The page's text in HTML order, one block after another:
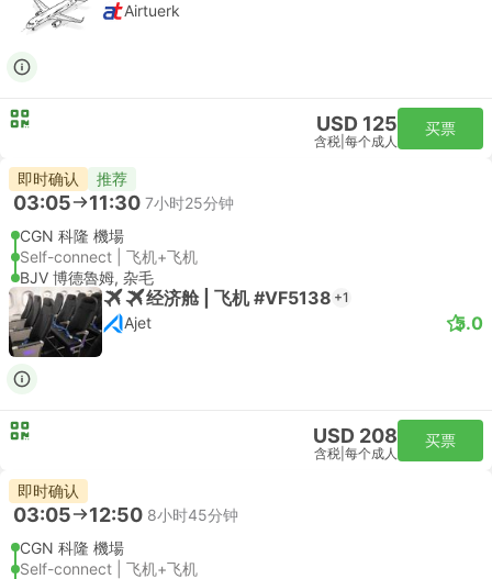
Airtuerk
USD 125
含税 每个成人
买票
即时确认 推荐
03:05 11:30 7小时25分钟
CGN 科隆 機場
Self-connect | 飞机+飞机
BJV 博德魯姆, 杂毛
经济舱 | 飞机 #VF5138 +1
Ajet 5.0
USD 208
含税 每个成人
买票
即时确认
03:05 12:50 8小时45分钟
CGN 科隆 機場
Self-connect | 飞机+飞机